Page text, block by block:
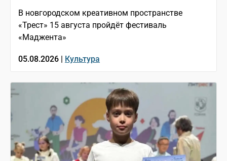
В новгородском креативном пространстве
«Трест» 15 августа пройдёт фестиваль
«Маджента»
05.08.2026 | Культура